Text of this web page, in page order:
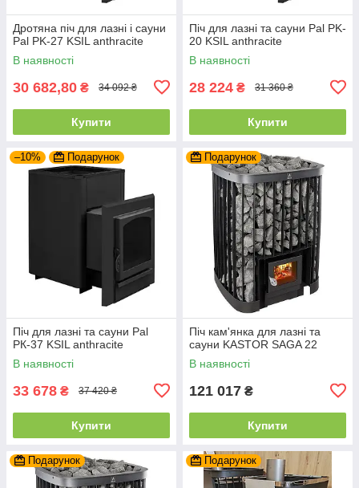
Дротяна піч для лазні і сауни
Pal PK-27 KSIL anthracite
В наявності
30 682,80 ₴ 34 092 ₴
Купити
Піч для лазні та сауни Pal PK-
20 KSIL anthracite
В наявності
28 224 ₴ 31 360 ₴
Купити
–10% Подарунок
Піч для лазні та сауни Pal
PК-37 KSIL anthracite
В наявності
33 678 ₴ 37 420 ₴
Купити
Подарунок
Піч кам'янка для лазні та
сауни KASTOR SAGA 22
В наявності
121 017 ₴
Купити
Подарунок Подарунок